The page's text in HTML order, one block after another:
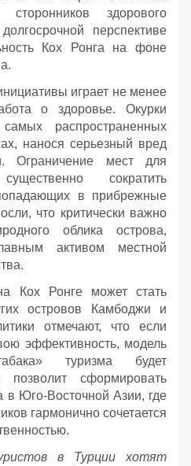
сторонников здорового
перспективе
Кох Ронга на фоне
играет не менее
о здоровье. Окурки
распространенных
нанося серьезный вред
Ограничение мест для
сократить
в прибрежные
что критически важно
облика острова,
активом местной
Кох Ронге может стать
островов Камбоджи и
отмечают, что если
эффективность, модель
туризма будет
позволит сформировать
в Юго-Восточной Азии, где
гармонично сочетается
в Турции хотят